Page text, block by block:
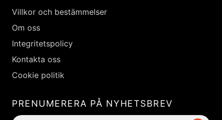
Villkor och bestämmelser
Om oss
Integritetspolicy
Kontakta oss
Cookie politik
PRENUMERERA PÅ NYHETSBREV